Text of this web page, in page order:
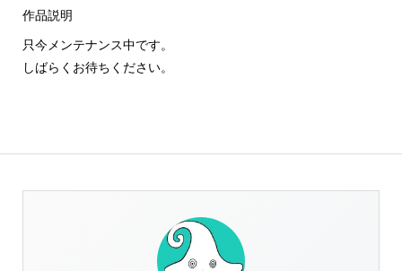
作品説明
只今メンテナンス中です。
しばらくお待ちください。